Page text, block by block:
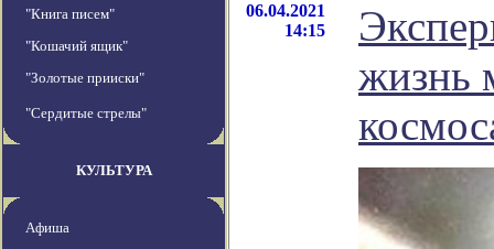
"Книга писем"
"Кошачий ящик"
"Золотые прииски"
"Сердитые стрелы"
КУЛЬТУРА
Афиша
06.04.2021
14:15
жизнь